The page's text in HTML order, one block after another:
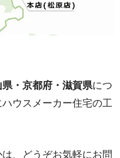
・京都府・滋賀県につ
ウスメーカー住宅の工
、どうぞお気軽にお問